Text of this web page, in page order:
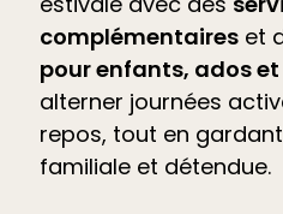
complémentaires et
pour enfants, ados
alterner journées
repos, tout en
familiale et détendue.